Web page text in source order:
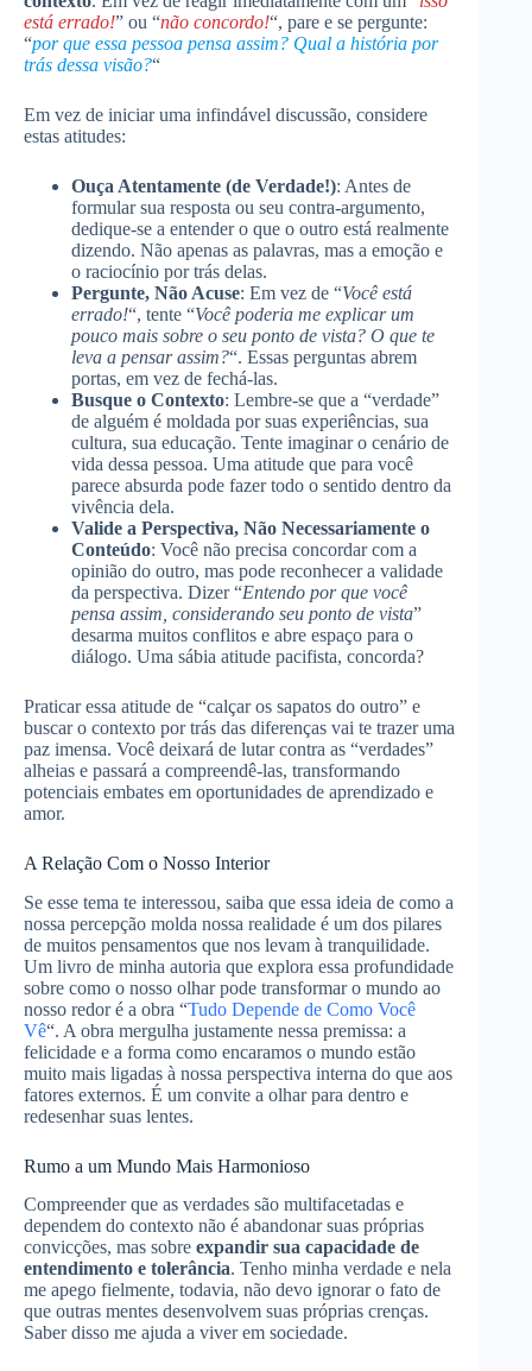
está errado!” ou “não concordo!“, pare e se pergunte:
“por que essa pessoa pensa assim? Qual a história por
trás dessa visão?“
Em vez de iniciar uma infindável discussão, considere
estas atitudes:
Ouça Atentamente (de Verdade!): Antes de
formular sua resposta ou seu contra-argumento,
dedique-se a entender o que o outro está realmente
dizendo. Não apenas as palavras, mas a emoção e
o raciocínio por trás delas.
Pergunte, Não Acuse: Em vez de “Você está
errado!“, tente “Você poderia me explicar um
pouco mais sobre o seu ponto de vista? O que te
leva a pensar assim?“. Essas perguntas abrem
portas, em vez de fechá-las.
Busque o Contexto: Lembre-se que a “verdade”
de alguém é moldada por suas experiências, sua
cultura, sua educação. Tente imaginar o cenário de
vida dessa pessoa. Uma atitude que para você
parece absurda pode fazer todo o sentido dentro da
vivência dela.
Valide a Perspectiva, Não Necessariamente o
Conteúdo: Você não precisa concordar com a
opinião do outro, mas pode reconhecer a validade
da perspectiva. Dizer “Entendo por que você
pensa assim, considerando seu ponto de vista”
desarma muitos conflitos e abre espaço para o
diálogo. Uma sábia atitude pacifista, concorda?
Praticar essa atitude de “calçar os sapatos do outro” e
buscar o contexto por trás das diferenças vai te trazer uma
paz imensa. Você deixará de lutar contra as “verdades”
alheias e passará a compreendê-las, transformando
potenciais embates em oportunidades de aprendizado e
amor.
A Relação Com o Nosso Interior
Se esse tema te interessou, saiba que essa ideia de como a
nossa percepção molda nossa realidade é um dos pilares
de muitos pensamentos que nos levam à tranquilidade.
Um livro de minha autoria que explora essa profundidade
sobre como o nosso olhar pode transformar o mundo ao
nosso redor é a obra “Tudo Depende de Como Você
Vê“. A obra mergulha justamente nessa premissa: a
felicidade e a forma como encaramos o mundo estão
muito mais ligadas à nossa perspectiva interna do que aos
fatores externos. É um convite a olhar para dentro e
redesenhar suas lentes.
Rumo a um Mundo Mais Harmonioso
Compreender que as verdades são multifacetadas e
dependem do contexto não é abandonar suas próprias
convicções, mas sobre expandir sua capacidade de
entendimento e tolerância. Tenho minha verdade e nela
me apego fielmente, todavia, não devo ignorar o fato de
que outras mentes desenvolvem suas próprias crenças.
Saber disso me ajuda a viver em sociedade.